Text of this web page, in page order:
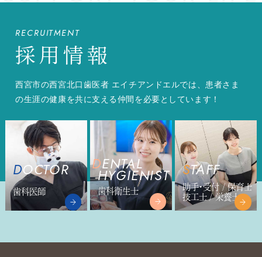
RECRUITMENT
採用情報
西宮市の西宮北口歯医者 エイチアンドエルでは、患者さま
の生涯の健康を共に支える仲間を必要としています！
DOCTOR
歯科医師
DENTAL
HYGIENIST
歯科衛生士
STAFF
助手・受付 / 保育士
技工士 / 栄養士